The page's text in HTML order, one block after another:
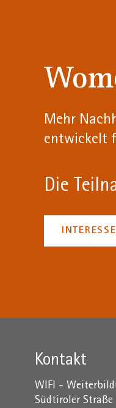
Mehr
entwickelt
Die
Kontakt
WIFI -
Südtiroler Straße